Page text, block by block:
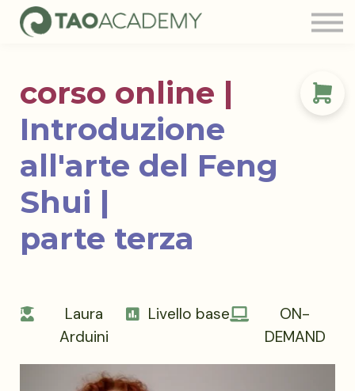
Tao Community
Contatti
Login
corso online |
Introduzione
all'arte del Feng
Shui |
parte terza
Laura
Arduini
Livello base
ON-
DEMAND